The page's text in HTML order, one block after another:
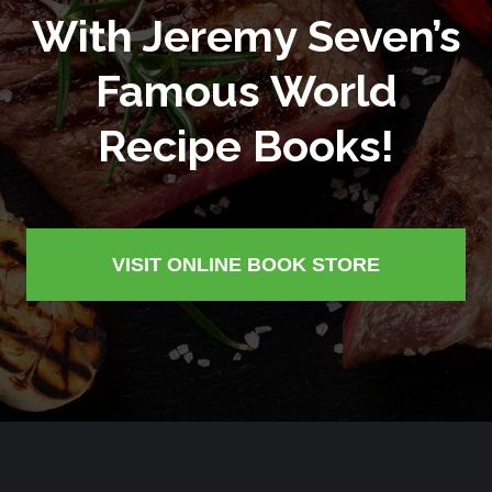
With Jeremy Seven’s
Famous World
Recipe Books!
VISIT ONLINE BOOK STORE